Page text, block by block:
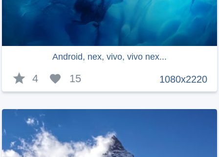
Android, nex, vivo, vivo nex...
1080x2220
4 15